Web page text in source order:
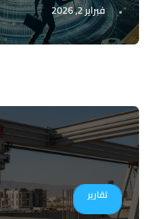
فبراير 2, 2026
تقارير